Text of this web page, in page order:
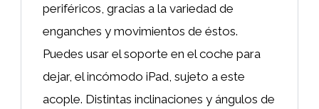
periféricos, gracias a la variedad de
enganches y movimientos de éstos.
Puedes usar el soporte en el coche para
dejar, el incómodo iPad, sujeto a este
acople. Distintas inclinaciones y ángulos de